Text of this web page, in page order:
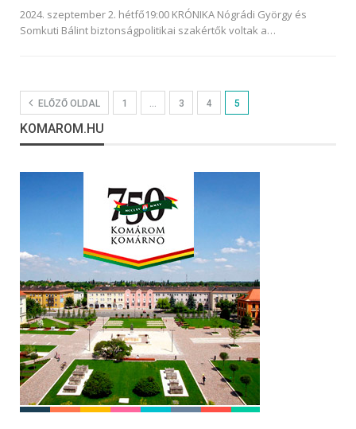
2024. szeptember 2. hétfő19:00 KRÓNIKA Nógrádi György és
Somkuti Bálint biztonságpolitikai szakértők voltak a…
ELŐZŐ OLDAL 1 3 4 5
KOMAROM.HU